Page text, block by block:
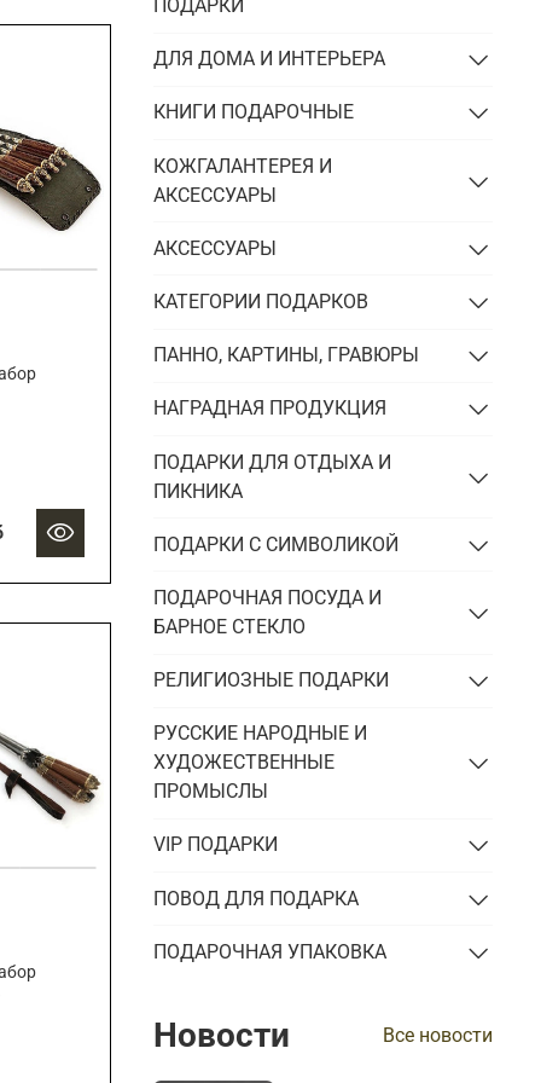
энергетикуПОДАРКИ
ДЛЯ ДОМА И ИНТЕРЬЕРА
КНИГИ ПОДАРОЧНЫЕ
КОЖГАЛАНТЕРЕЯ И
АКСЕССУАРЫ
АКСЕССУАРЫ
КАТЕГОРИИ ПОДАРКОВ
ПАННО, КАРТИНЫ, ГРАВЮРЫ
НАГРАДНАЯ ПРОДУКЦИЯ
ПОДАРКИ ДЛЯ ОТДЫХА И
ПИКНИКА
ПОДАРКИ С СИМВОЛИКОЙ
ПОДАРОЧНАЯ ПОСУДА И
БАРНОЕ СТЕКЛО
РЕЛИГИОЗНЫЕ ПОДАРКИ
РУССКИЕ НАРОДНЫЕ И
ХУДОЖЕСТВЕННЫЕ
ПРОМЫСЛЫ
VIP ПОДАРКИ
ПОВОД ДЛЯ ПОДАРКА
ПОДАРОЧНАЯ УПАКОВКА
Новости Все новости